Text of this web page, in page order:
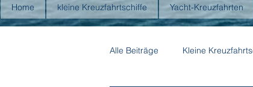
Home kleine Kreuzfahrtschiffe Yacht-Kreuzfahrten
Alle Beiträge Kleine